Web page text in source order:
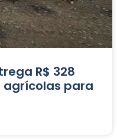
R$ 328
para